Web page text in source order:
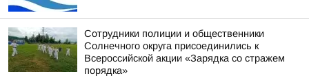
Сотрудники полиции и общественники
Солнечного округа присоединились к
Всероссийской акции «Зарядка со стражем
порядка»